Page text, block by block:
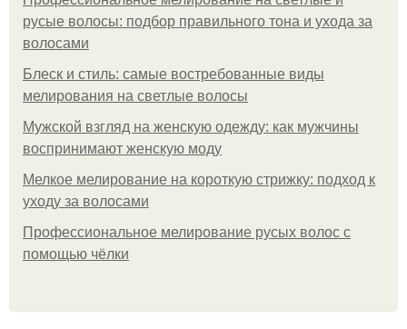
русые волосы: подбор правильного тона и ухода за
волосами
Блеск и стиль: самые востребованные виды
мелирования на светлые волосы
Мужской взгляд на женскую одежду: как мужчины
воспринимают женскую моду
Мелкое мелирование на короткую стрижку: подход к
уходу за волосами
Профессиональное мелирование русых волос с
помощью чёлки